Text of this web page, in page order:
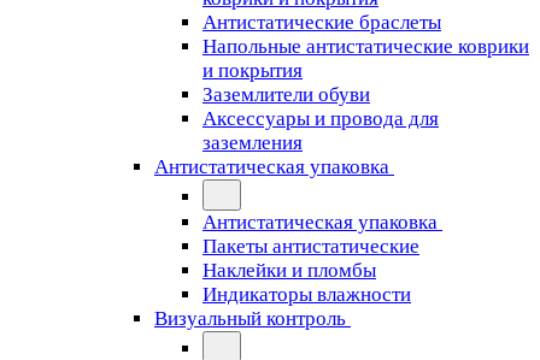
Антистатические браслеты
Напольные антистатические коврики
и покрытия
Заземлители обуви
Аксессуары и провода для
заземления
Антистатическая упаковка
Антистатическая упаковка
Пакеты антистатические
Наклейки и пломбы
Индикаторы влажности
Визуальный контроль